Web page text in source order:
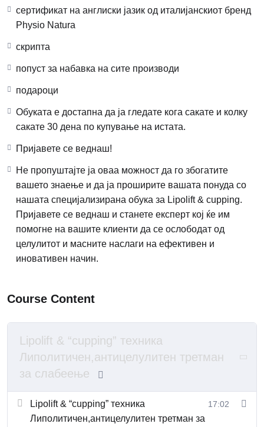
сертификат на англиски јазик од италијанскиот бренд
Physio Natura
скрипта
попуст за набавка на сите производи
подароци
Обуката е достапна да ја гледате кога сакате и колку
сакате 30 дена по купување на истата.
Пријавете се веднаш!
Не пропуштајте ја оваа можност да го збогатите
вашето знаење и да ја проширите вашата понуда со
нашата специјализирана обука за Lipolift & cupping.
Пријавете се веднаш и станете експерт кој ќе им
помогне на вашите клиенти да се ослободат од
целулитот и масните наслаги на ефективен и
иновативен начин.
Course Content
Lipolift & “cupping” техника
Липолитичен,антицелулитен третман
за слабеење
Lipolift & “cupping” техника
Липолитичен,антицелулитен третман за
17:02